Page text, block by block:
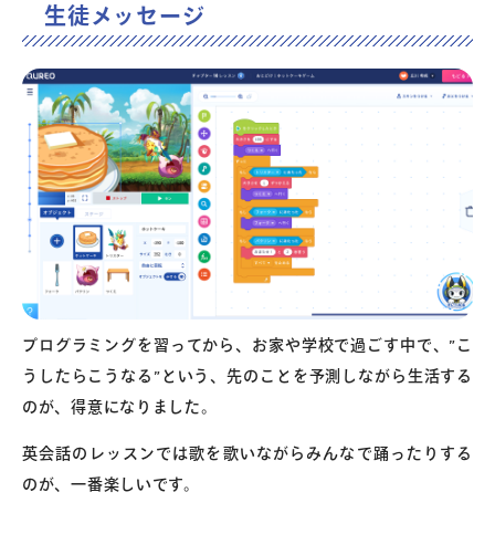
団体向け出張英会話
新着情報
コラム・読み物
生徒メッセージ
プログラミングを習ってから、お家や学校で過ごす中で、”こ
うしたらこうなる”という、先のことを予測しながら生活する
のが、得意になりました。
英会話のレッスンでは歌を歌いながらみんなで踊ったりする
のが、一番楽しいです。